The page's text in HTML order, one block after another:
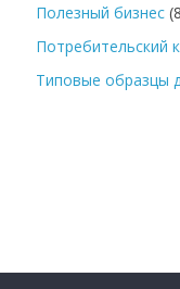
Полезный бизнес
Потребительский
Типовые образцы